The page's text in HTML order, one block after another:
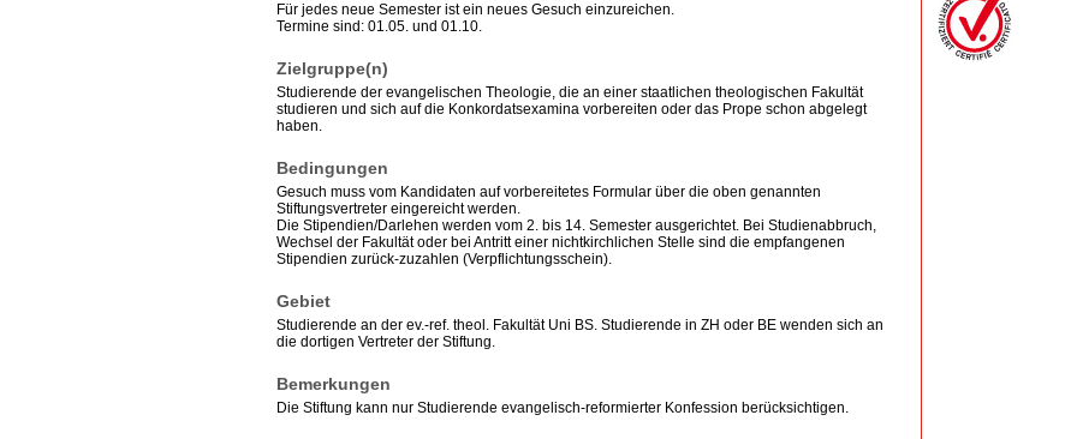
Für jedes neue Semester ist ein neues Gesuch einzureichen.
Termine sind: 01.05. und 01.10.
Zielgruppe(n)
Studierende der evangelischen Theologie, die an einer staatlichen theologischen Fakultät
studieren und sich auf die Konkordatsexamina vorbereiten oder das Prope schon abgelegt
haben.
Bedingungen
Gesuch muss vom Kandidaten auf vorbereitetes Formular über die oben genannten
Stiftungsvertreter eingereicht werden.
Die Stipendien/Darlehen werden vom 2. bis 14. Semester ausgerichtet. Bei Studienabbruch,
Wechsel der Fakultät oder bei Antritt einer nichtkirchlichen Stelle sind die empfangenen
Stipendien zurück-zuzahlen (Verpflichtungsschein).
Gebiet
Studierende an der ev.-ref. theol. Fakultät Uni BS. Studierende in ZH oder BE wenden sich an
die dortigen Vertreter der Stiftung.
Bemerkungen
Die Stiftung kann nur Studierende evangelisch-reformierter Konfession berücksichtigen.